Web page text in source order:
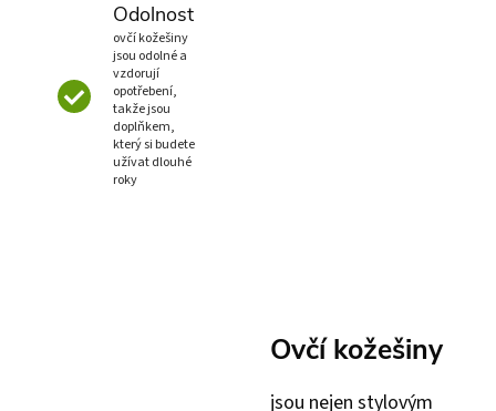
Odolnost
ovčí kožešiny
jsou odolné a
vzdorují
opotřebení,
takže jsou
doplňkem,
který si budete
užívat dlouhé
roky
Ovčí kožešiny
jsou nejen stylovým